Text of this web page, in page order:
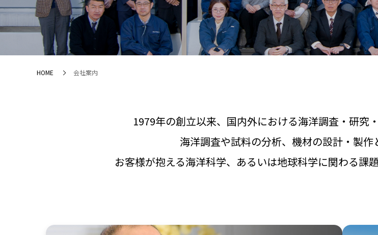
HOME 会社案内
1979年の創立以来、 国内外における海洋調査・研究・
海洋調査や試料の分析、 機材の設計・製作
お客様が抱える海洋科学、 あるいは地球科学に関わる課